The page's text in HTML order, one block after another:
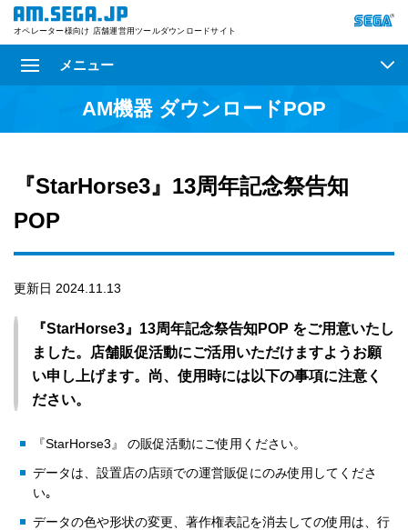
オペレーター様向け 店舗運営用ツールダウンロードサイト
メニュー
AM機器 ダウンロードPOP
『StarHorse3』13周年記念祭告知
POP
更新日 2024.11.13
『StarHorse3』13周年記念祭告知POP をご用意いたし
ました。店舗販促活動にご活用いただけますようお願
い申し上げます。尚、使用時には以下の事項に注意く
ださい。
『StarHorse3』 の販促活動にご使用ください。
データは、設置店の店頭での運営販促にのみ使用してくださ
い｡
データの色や形状の変更、著作権表記を消去しての使用は、行